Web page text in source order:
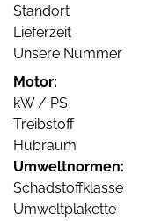
Standort
Lieferzeit
Unsere Nummer
Motor:
kW / PS
Treibstoff
Hubraum
Umweltnormen:
Schadstoffklasse
Umweltplakette